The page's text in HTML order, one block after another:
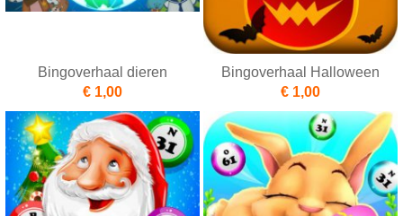
Bingoverhaal dieren
€ 1,00
Bingoverhaal Halloween
€ 1,00